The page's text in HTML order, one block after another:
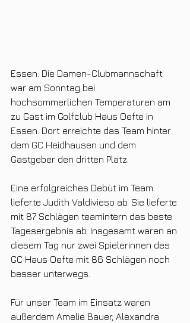
Essen. Die Damen-Clubmannschaft
war am Sonntag bei
hochsommerlichen Temperaturen am
zu Gast im Golfclub Haus Oefte in
Essen. Dort erreichte das Team hinter
dem GC Heidhausen und dem
Gastgeber den dritten Platz.
Eine erfolgreiches Debüt im Team
lieferte Judith Valdivieso ab. Sie lieferte
mit 87 Schlägen teamintern das beste
Tagesergebnis ab. Insgesamt waren an
diesem Tag nur zwei Spielerinnen des
GC Haus Oefte mit 86 Schlägen noch
besser unterwegs.
Für unser Team im Einsatz waren
außerdem Amelie Bauer, Alexandra